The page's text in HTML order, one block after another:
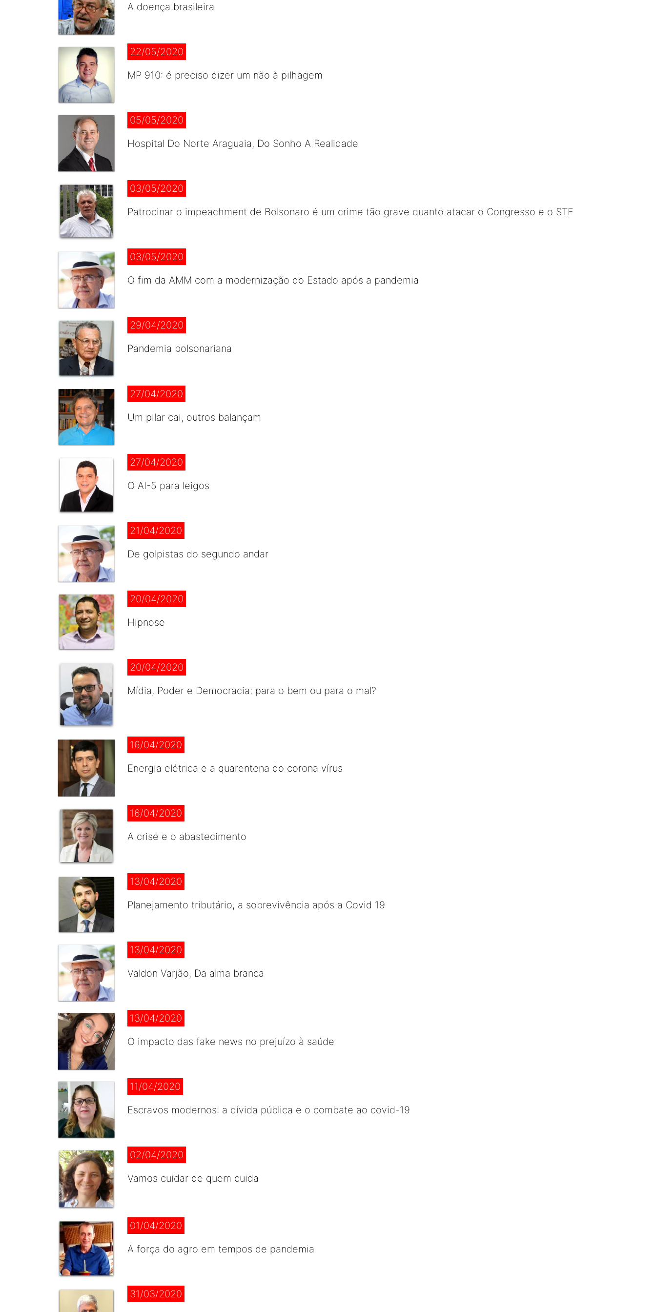
A doença brasileira
22/05/2020
MP 910: é preciso dizer um não à pilhagem
05/05/2020
Hospital Do Norte Araguaia, Do Sonho A Realidade
03/05/2020
Patrocinar o impeachment de Bolsonaro é um crime tão grave quanto atacar o Congresso e o STF
03/05/2020
O fim da AMM com a modernização do Estado após a pandemia
29/04/2020
Pandemia bolsonariana
27/04/2020
Um pilar cai, outros balançam
27/04/2020
O AI-5 para leigos
21/04/2020
De golpistas do segundo andar
20/04/2020
Hipnose
20/04/2020
Mídia, Poder e Democracia: para o bem ou para o mal?
16/04/2020
Energia elétrica e a quarentena do corona vírus
16/04/2020
A crise e o abastecimento
13/04/2020
Planejamento tributário, a sobrevivência após a Covid 19
13/04/2020
Valdon Varjão, Da alma branca
13/04/2020
O impacto das fake news no prejuízo à saúde
11/04/2020
Escravos modernos: a dívida pública e o combate ao covid-19
02/04/2020
Vamos cuidar de quem cuida
01/04/2020
A força do agro em tempos de pandemia
31/03/2020